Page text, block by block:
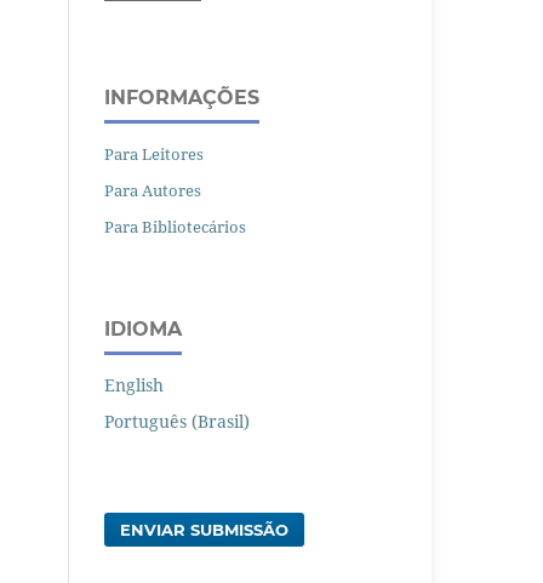
INFORMAÇÕES
Para Leitores
Para Autores
Para Bibliotecários
IDIOMA
English
Português (Brasil)
ENVIAR SUBMISSÃO